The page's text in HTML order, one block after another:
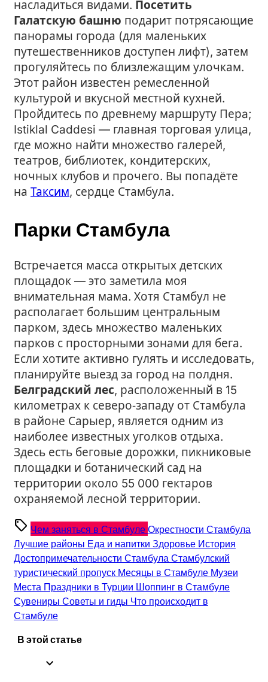
насладиться видами. Посетить
Галатскую башню подарит потрясающие
панорамы города (для маленьких
путешественников доступен лифт), затем
прогуляйтесь по близлежащим улочкам.
Этот район известен ремесленной
культурой и вкусной местной кухней.
Пройдитесь по древнему маршруту Перa;
Istiklal Caddesi — главная торговая улица,
где можно найти множество галерей,
театров, библиотек, кондитерских,
ночных клубов и прочего. Вы попадёте
на Таксим, сердце Стамбула.
Парки Стамбула
Встречается масса открытых детских
площадок — это заметила моя
внимательная мама. Хотя Стамбул не
располагает большим центральным
парком, здесь множество маленьких
парков с просторными зонами для бега.
Если хотите активно гулять и исследовать,
планируйте выезд за город на полдня.
Белградский лес, расположенный в 15
километрах к северо‑западу от Стамбула
в районе Сарыер, является одним из
наиболее известных уголков отдыха.
Здесь есть беговые дорожки, пикниковые
площадки и ботанический сад на
территории около 55 000 гектаров
охраняемой лесной территории.
sell Чем заняться в СтамбулеОкрестности Стамбула
Лучшие районы Еда и напитки Здоровье История
Достопримечательности СтамбулаСтамбулский
туристический пропуск Месяцы в Стамбуле Музеи
Места Праздники в Турции Шоппинг в Стамбуле
Сувениры Советы и гиды Что происходит в
Стамбуле
В этой статье
expand_less